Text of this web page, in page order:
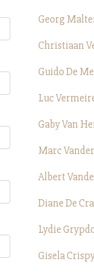
Georg
Christiaan
Guido De
Luc
Gaby Van
Marc
Albert
Diane De
Lydie
Gisela